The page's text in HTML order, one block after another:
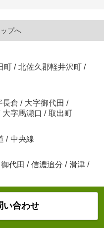
プへ
町 / 北佐久郡軽井沢町 /
長倉 / 大字御代田 /
大字馬瀬口 / 取出町
/ 中央線
御代田 / 信濃追分 / 滑津 /
い合わせ